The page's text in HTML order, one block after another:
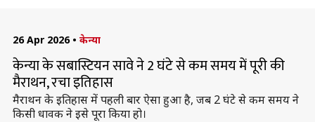
26 Apr 2026 • केन्या
केन्या के सबास्टियन सावे ने 2 घंटे से कम समय में पूरी की
मैराथन, रचा इतिहास
मैराथन के इतिहास में पहली बार ऐसा हुआ है, जब 2 घंटे से कम समय ने
किसी धावक ने इसे पूरा किया हो।